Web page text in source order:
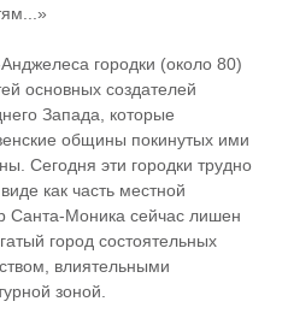
городки (около 80)
основных создателей
Запада, которые
общины покинутых ими
Сегодня эти городки трудно
как часть местной
Санта-Моника сейчас лишен
город состоятельных
влиятельными
зоной.